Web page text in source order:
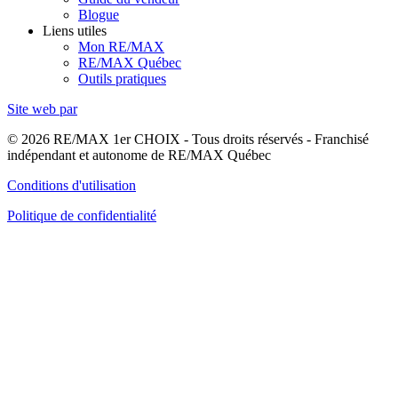
Blogue
Liens utiles
Mon RE/MAX
RE/MAX Québec
Outils pratiques
Site web par
© 2026 RE/MAX 1er CHOIX - Tous droits réservés - Franchisé
indépendant et autonome de RE/MAX Québec
Conditions d'utilisation
Politique de confidentialité